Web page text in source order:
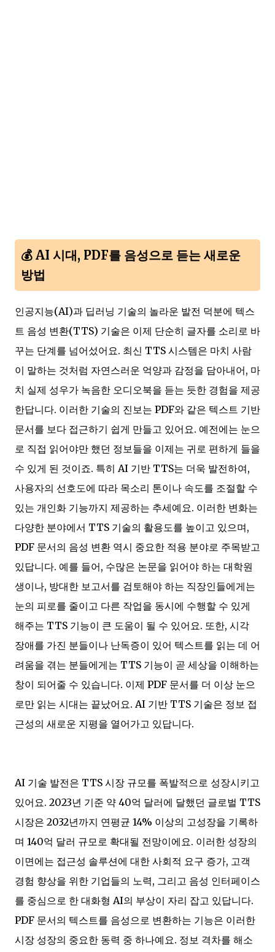
💰 AI 시대, PDF를 음성으로 듣는 새로운
방법
인공지능(AI)과 딥러닝 기술의 놀라운 발전 덕분에 텍스
트 음성 변환(TTS) 기술은 이제 단순히 글자를 소리로 바
꾸는 단계를 넘어섰어요. 최신 TTS 시스템은 마치 사람
이 말하는 것처럼 자연스러운 억양과 감정을 담아내어, 마
치 실제 성우가 녹음한 오디오북을 듣는 듯한 경험을 제공
한답니다. 이러한 기술의 진보는 PDF와 같은 텍스트 기반
문서를 보다 접근하기 쉽게 만들고 있어요. 예전에는 눈으
로 직접 읽어야만 했던 정보들을 이제는 귀로 편하게 들을
수 있게 된 것이죠. 특히 AI 기반 TTS는 더욱 발전하여,
사용자의 선호도에 따라 목소리 톤이나 속도를 조절할 수
있는 개인화 기능까지 제공하는 추세예요. 이러한 변화는
다양한 분야에서 TTS 기술의 활용도를 높이고 있으며,
PDF 문서의 음성 변환 역시 중요한 적용 분야로 주목받고
있답니다. 예를 들어, 수많은 논문을 읽어야 하는 대학원
생이나, 방대한 보고서를 검토해야 하는 직장인들에게는
눈의 피로를 줄이고 다른 작업을 동시에 수행할 수 있게
해주는 TTS 기능이 큰 도움이 될 수 있어요. 또한, 시각
장애를 가진 분들이나 난독증이 있어 텍스트를 읽는 데 어
려움을 겪는 분들에게는 TTS 기능이 곧 세상을 이해하는
창이 되어줄 수 있습니다. 이제 PDF 문서를 더 이상 눈으
로만 읽는 시대는 끝났어요. AI 기반 TTS 기술은 정보 접
근성의 새로운 지평을 열어가고 있답니다.
AI 기술 발전은 TTS 시장 규모를 폭발적으로 성장시키고
있어요. 2023년 기준 약 40억 달러에 달했던 글로벌 TTS
시장은 2032년까지 연평균 14% 이상의 고성장을 기록하
며 140억 달러 규모로 확대될 전망이에요. 이러한 성장의
이면에는 접근성 솔루션에 대한 사회적 요구 증가, 고객
경험 향상을 위한 기업들의 노력, 그리고 음성 인터페이스
를 중심으로 한 대화형 AI의 부상이 자리 잡고 있답니다.
PDF 문서의 텍스트를 음성으로 변환하는 기능은 이러한
시장 성장의 중요한 동력 중 하나예요. 정보 격차를 해소